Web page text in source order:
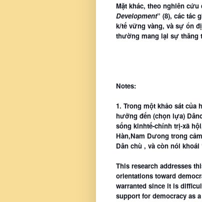
Mặt khác, theo nghiên cứu
Development” (8), các tác
k/tế vững vàng, và sự ổn
thường mang lại sự thăng
Notes:
1. Trong một khảo sát của
hưởng đến (chọn lựa)
sống kinhtế-chính trị-xã
Hàn,Nam Dưong trong
Dân chù , và còn nói
This research addresses
orientations toward
warranted since it is
support for democracy as